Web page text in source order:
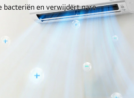
bacteriën en verwijdert nare